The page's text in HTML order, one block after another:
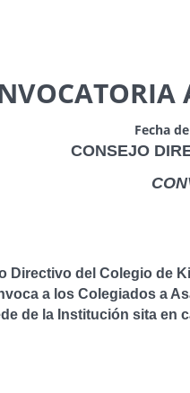
Fecha
DEL
de
a los Colegiados a
de la Institución sita en